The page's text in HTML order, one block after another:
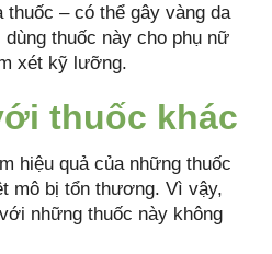
thuốc – có thể gây vàng da
thuốc này cho phụ nữ
xét kỹ lưỡng.
thuốc khác
hiệu quả của những thuốc
mô bị tổn thương. Vì vậy,
những thuốc này không